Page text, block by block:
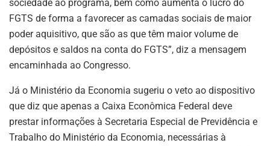
sociedade ao programa, bem como aumenta o lucro do
FGTS de forma a favorecer as camadas sociais de maior
poder aquisitivo, que são as que têm maior volume de
depósitos e saldos na conta do FGTS”, diz a mensagem
encaminhada ao Congresso.
Já o Ministério da Economia sugeriu o veto ao dispositivo
que diz que apenas a Caixa Econômica Federal deve
prestar informações à Secretaria Especial de Previdência e
Trabalho do Ministério da Economia, necessárias à